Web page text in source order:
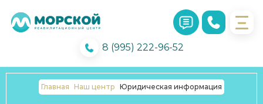
8 (995) 222-96-52
Главная Наш центр Юридическая информация